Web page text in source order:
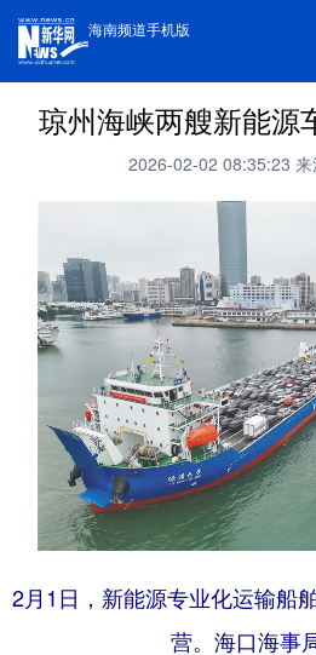
海南频道手机版
琼州海峡两艘新能源
2026-02-02 08:35:23
2月1日，新能源专业化运输船
营。海口海事